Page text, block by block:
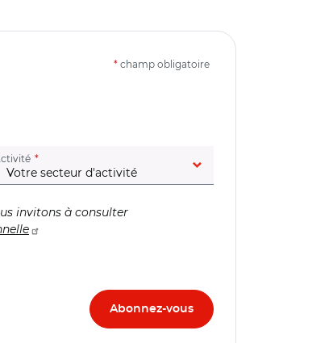
* champ obligatoire
(champ obligatoire)
invitons à consulter